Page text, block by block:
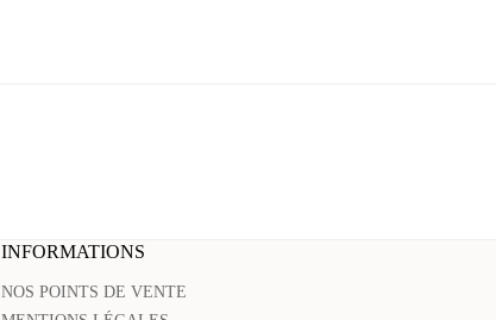
INFORMATIONS
NOS POINTS DE VENTE